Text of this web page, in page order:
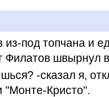
из-под топчана и
Филатов швырнул
-сказал я,
"Монте-Кристо".